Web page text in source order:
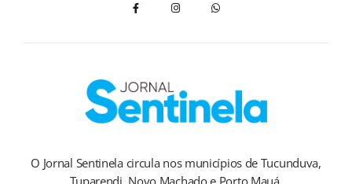
O Jornal Sentinela circula nos municípios de Tucunduva,
Tuparendi, Novo Machado e Porto Mauá.